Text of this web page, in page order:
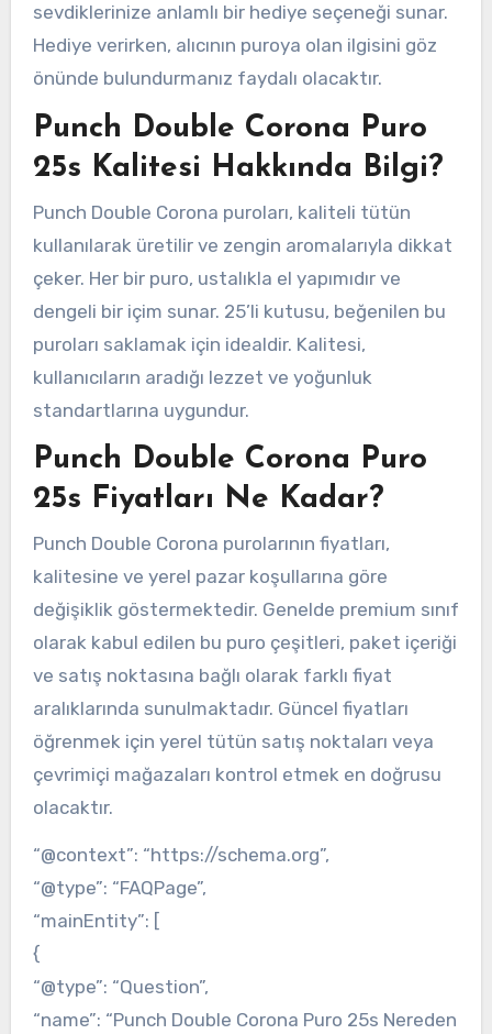
sevdiklerinize anlamlı bir hediye seçeneği sunar.
Hediye verirken, alıcının puroya olan ilgisini göz
önünde bulundurmanız faydalı olacaktır.
Punch Double Corona Puro
25s Kalitesi Hakkında Bilgi?
Punch Double Corona puroları, kaliteli tütün
kullanılarak üretilir ve zengin aromalarıyla dikkat
çeker. Her bir puro, ustalıkla el yapımıdır ve
dengeli bir içim sunar. 25’li kutusu, beğenilen bu
puroları saklamak için idealdir. Kalitesi,
kullanıcıların aradığı lezzet ve yoğunluk
standartlarına uygundur.
Punch Double Corona Puro
25s Fiyatları Ne Kadar?
Punch Double Corona purolarının fiyatları,
kalitesine ve yerel pazar koşullarına göre
değişiklik göstermektedir. Genelde premium sınıf
olarak kabul edilen bu puro çeşitleri, paket içeriği
ve satış noktasına bağlı olarak farklı fiyat
aralıklarında sunulmaktadır. Güncel fiyatları
öğrenmek için yerel tütün satış noktaları veya
çevrimiçi mağazaları kontrol etmek en doğrusu
olacaktır.
“@context”: “https://schema.org”,
“@type”: “FAQPage”,
“mainEntity”: [
{
“@type”: “Question”,
“name”: “Punch Double Corona Puro 25s Nereden